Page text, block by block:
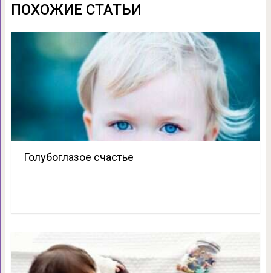
ПОХОЖИЕ СТАТЬИ
Голубоглазое счастье